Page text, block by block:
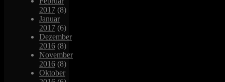
2017 (8)
Januar
2017 (6)
Dezember
2016 (8)
November
2016 (8)
Oktober